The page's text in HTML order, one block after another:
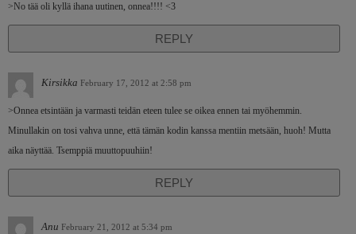
>No tää oli kyllä ihana uutinen, onnea!!!! <3
REPLY
Kirsikka February 17, 2012 at 2:58 pm
>Onnea etsintään ja varmasti teidän eteen tulee se oikea ennen tai myöhemmin.
Minullakin on tosi vahva unne, että tämän kodin kanssa mentiin metsään, huoh! Mutta
aika näyttää. Tsemppiä muuttopuuhiin!
REPLY
Anu February 21, 2012 at 5:34 pm